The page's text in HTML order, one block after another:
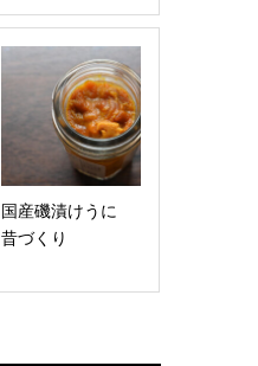
国産磯漬けうに
昔づくり